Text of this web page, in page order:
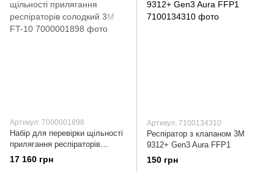
Артикул: 7000001898
Набір для перевірки щільності
прилягання респіраторів
солодкий 3М FT-10
17 160 грн
Артикул: 7100134310
Респіратор з клапаном 3М
9312+ Gen3 Aura FFP1
150 грн